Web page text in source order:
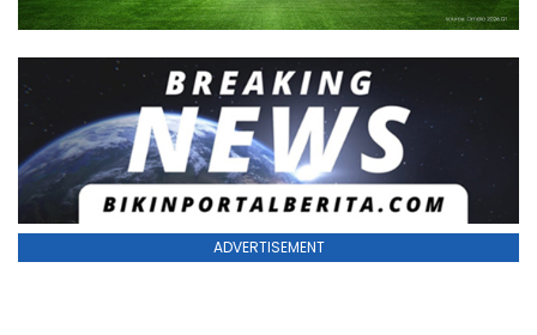
ADVERTISEMENT